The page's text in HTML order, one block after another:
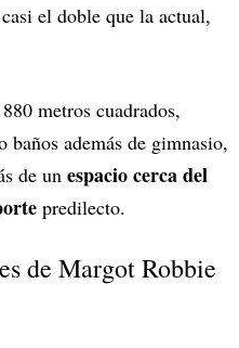
el doble que la actual,
metros cuadrados,
además de gimnasio,
de un espacio cerca del
predilecto.
de Margot Robbie